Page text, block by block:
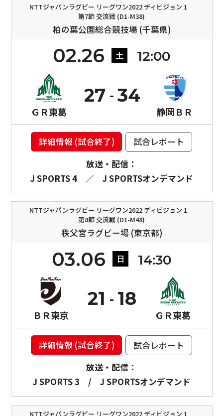
NTTジャパンラグビー リーグワン2022 ディビジョン 1
第7節 交流戦 (D1-M38)
柏の葉公園総合競技場 (千葉県)
02.26 土 12:00
ＧＲ東葛
27
静岡ＢＲ
34
詳細情報 (試合終了)
試合レポート
放送・配信：
J SPORTS 4
／ J SPORTSオンデマンド
NTTジャパンラグビー リーグワン2022 ディビジョン 1
第8節 交流戦 (D1-M48)
秩父宮ラグビー場 (東京都)
03.06 日 14:30
ＢＲ東京
21
ＧＲ東葛
18
詳細情報 (試合終了)
試合レポート
放送・配信：
J SPORTS 3
/ J SPORTSオンデマンド
NTTジャパンラグビー リーグワン2022 ディビジョン 1